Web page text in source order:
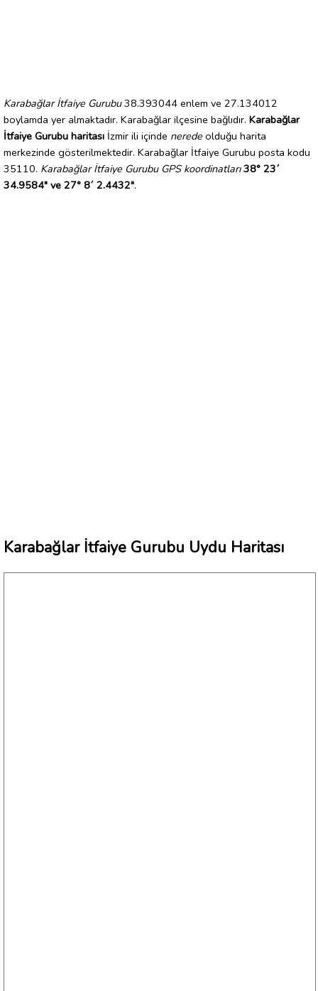
Karabağlar İtfaiye Gurubu38.393044 enlem ve 27.134012
boylamda yer almaktadır. Karabağlar ilçesine bağlıdır. Karabağlar
İtfaiye Gurubu haritası İzmir ili içinde nerede olduğu harita
merkezinde gösterilmektedir. Karabağlar İtfaiye Gurubu posta kodu
35110. Karabağlar İtfaiye Gurubu GPS koordinatları 38° 23´
34.9584" ve 27° 8´ 2.4432".
Karabağlar İtfaiye Gurubu Uydu Haritası